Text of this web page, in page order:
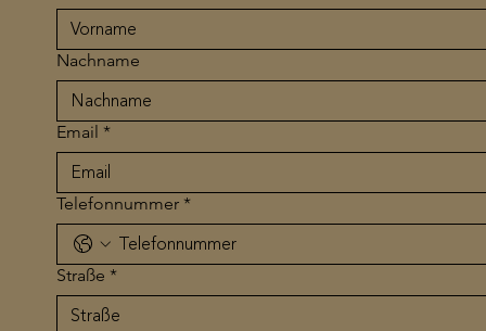
Nachname
Email *
Telefonnummer *
Straße *